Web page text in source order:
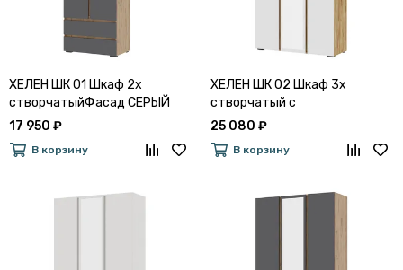
ХЕЛЕН ШК 01 Шкаф 2х
створчатыйФасад СЕРЫЙ
ГРАФИТ 0162/Корпус ДУБ
17 950 ₽
В корзину
ХЕЛЕН ШК 02 Шкаф 3х
створчатый с
зеркаломФАСАД БЕЛЫЙ/
25 080 ₽
В корзину